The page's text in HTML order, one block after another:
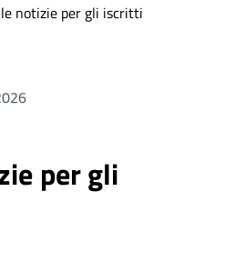
notizie per gli iscritti
per gli